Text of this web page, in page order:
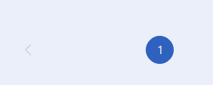
社には専門の問い合わせ対応部隊もいる為、機械
の取り扱いに困る事はございません。 ・魅力：令
和7年3月期には200億円の売上を達成する、安定
書類制作 (2)3D-CAD、3D-MC（マシンコントロ
ール）、3D-MG（マシンガイダンス） ※GNSS測
量、TS出来形、3Dレーザースキャナ、リアルタ
Previous Page
1